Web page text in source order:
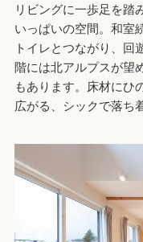
リビングに一歩足を踏
いっぱいの空間。和室
トイレとつながり、回
階には北アルプスが望
もあります。床材にひ
広がる、シックで落ち